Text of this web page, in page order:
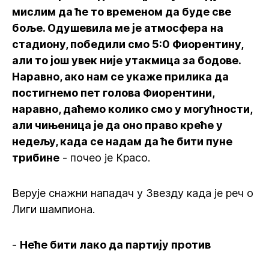
мислим да ће то временом да буде све
боље. Одушевила ме је атмосфера на
стадиону, победили смо 5:0 Фиорентину,
али то још увек није утакмица за бодове.
Наравно, ако нам се укаже прилика да
постигнемо пет голова Фиорентини,
наравно, даћемо колико смо у могућности,
али чињеница је да оно право креће у
недељу, када се надам да ће бити пуне
трибине - почео је Красо.
Верује снажни нападач у Звезду када је реч о
Лиги шампиона.
- Неће бити лако да партију против